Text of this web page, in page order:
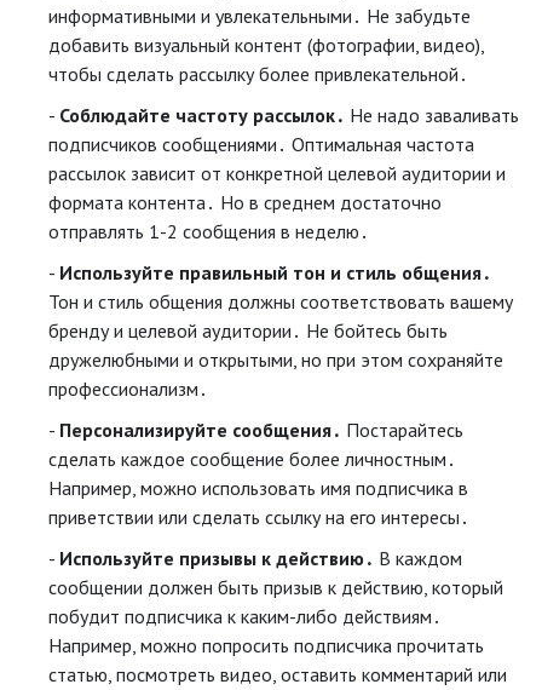
информативными и увлекательными․ Не забудьте
добавить визуальный контент (фотографии, видео),
чтобы сделать рассылку более привлекательной․
Соблюдайте частоту рассылок․ Не надо заваливать
подписчиков сообщениями․ Оптимальная частота
рассылок зависит от конкретной целевой аудитории и
формата контента․ Но в среднем достаточно
отправлять 1-2 сообщения в неделю․
Используйте правильный тон и стиль общения․
Тон и стиль общения должны соответствовать вашему
бренду и целевой аудитории․ Не бойтесь быть
дружелюбными и открытыми, но при этом сохраняйте
профессионализм․
Персонализируйте сообщения․ Постарайтесь
сделать каждое сообщение более личностным․
Например, можно использовать имя подписчика в
приветствии или сделать ссылку на его интересы․
Используйте призывы к действию․ В каждом
сообщении должен быть призыв к действию, который
побудит подписчика к каким-либо действиям․
Например, можно попросить подписчика прочитать
статью, посмотреть видео, оставить комментарий или